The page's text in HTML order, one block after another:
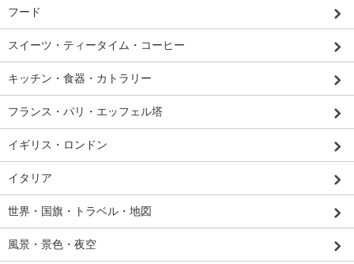
フード
スイーツ・ティータイム・コーヒー
キッチン・食器・カトラリー
フランス・パリ・エッフェル塔
イギリス・ロンドン
イタリア
世界・国旗・トラベル・地図
風景・景色・夜空